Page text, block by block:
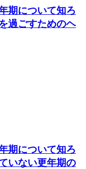
期について知ろ
過ごすためのヘ
期について知ろ
いない更年期の